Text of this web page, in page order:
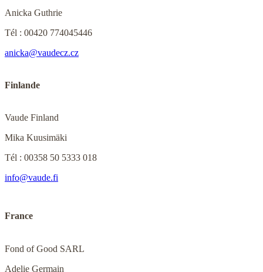
Anicka Guthrie
Tél : 00420 774045446
anicka@vaudecz.cz
Finlande
Vaude Finland
Mika Kuusimäki
Tél : 00358 50 5333 018
info@vaude.fi
France
Fond of Good SARL
Adelie Germain